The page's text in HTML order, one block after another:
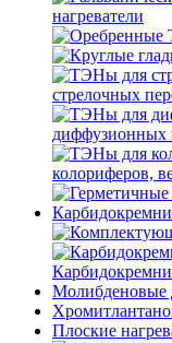
нагреватели
стрелочных
диффузионных
колориферов,
Молибденовые
Плоские